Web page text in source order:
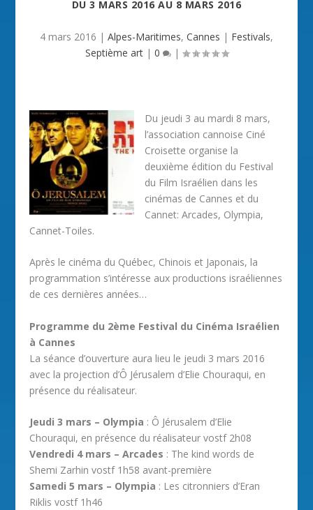
DU3 MARS 2016 AU 8 MARS 2016
4 mars 2016 | Alpes-Maritimes, Cannes | Festivals,
Septième art| 0 |
Du jeudi 3 au mardi 8 mars,
l’association cannoise Ciné
Croisette organise la
deuxième édition du Festival
du Film Israélien dans les
cinémas de Cannes et du
Cannet: Arcades, Olympia,
Cannet-Toiles.
Après le cinéma du Québec, Chinois et Japonais, la
programmation s’intéresse aux productions israéliennes
de ces dernières années…
Programme du 2ème Festival du Cinéma Israélien
à Cannes
La séance d’ouverture aura lieu le jeudi 3 mars 2016
avec la projection d’Ô Jérusalem d’Elie Chouraqui, en
présence du réalisateur.
Jeudi 3 mars – Olympia : Ô Jérusalem d’Elie
Chouraqui, en présence du réalisateur vostf 2h08
Vendredi 4 mars – Arcades : The kind words de
Shemi Zarhin vostf 1h58 avant-première
Samedi 5 mars – Olympia : Les citronniers d’Eran
Riklis vostf 1h46